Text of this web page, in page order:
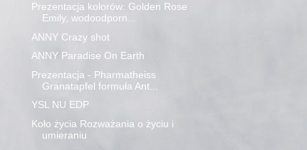
Prezentacja kolorów: Golden Rose
Emily, wodoodporn...
ANNY Crazy shot
ANNY Paradise On Earth
Prezentacja - Pharmatheiss
Granatapfel formuła Ant...
YSL NU EDP
Koło życia Rozważania o życiu i
umieraniu